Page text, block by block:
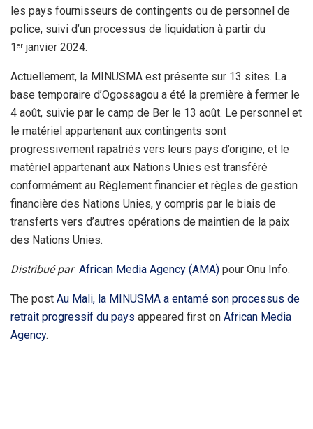
les pays fournisseurs de contingents ou de personnel de
police, suivi d’un processus de liquidation à partir du
1er janvier 2024.
Actuellement, la MINUSMA est présente sur 13 sites. La
base temporaire d’Ogossagou a été la première à fermer le
4 août, suivie par le camp de Ber le 13 août. Le personnel et
le matériel appartenant aux contingents sont
progressivement rapatriés vers leurs pays d’origine, et le
matériel appartenant aux Nations Unies est transféré
conformément au Règlement financier et règles de gestion
financière des Nations Unies, y compris par le biais de
transferts vers d’autres opérations de maintien de la paix
des Nations Unies.
Distribué par African Media Agency (AMA) pour Onu Info.
The post Au Mali, la MINUSMA a entamé son processus de
retrait progressif du pays appeared first on African Media
Agency.